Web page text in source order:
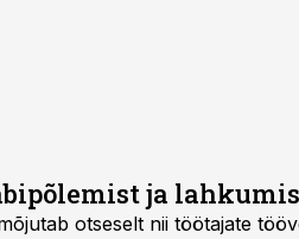
ja
otseselt nii töötajate